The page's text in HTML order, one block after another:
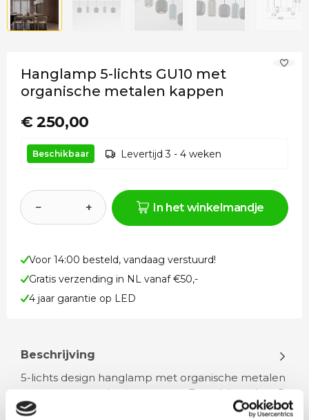
Hanglamp 5-lichts GU10 met
organische metalen kappen
€ 250,00
Beschikbaar Levertijd 3 - 4 weken
− + In het winkelmandje
Voor 14:00 besteld, vandaag verstuurd!
Gratis verzending in NL vanaf €50,-
4 jaar garantie op LED
Beschrijving
5-lichts design hanglamp met organische metalen
vormen – zwart, bruin en groen Deze bijzondere 5-
lichts hanglamp combineert…